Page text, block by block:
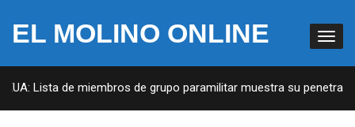
EL MOLINO ONLINE
Lista de miembros de grupo paramilitar muestra su